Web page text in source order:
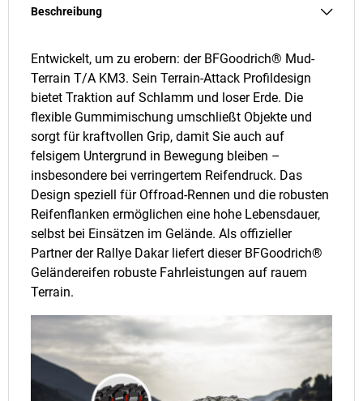
Beschreibung
Entwickelt, um zu erobern: der BFGoodrich® Mud-
Terrain T/A KM3. Sein Terrain-Attack Profildesign
bietet Traktion auf Schlamm und loser Erde. Die
flexible Gummimischung umschließt Objekte und
sorgt für kraftvollen Grip, damit Sie auch auf
felsigem Untergrund in Bewegung bleiben –
insbesondere bei verringertem Reifendruck. Das
Design speziell für Offroad-Rennen und die robusten
Reifenflanken ermöglichen eine hohe Lebensdauer,
selbst bei Einsätzen im Gelände. Als offizieller
Partner der Rallye Dakar liefert dieser BFGoodrich®
Geländereifen robuste Fahrleistungen auf rauem
Terrain.